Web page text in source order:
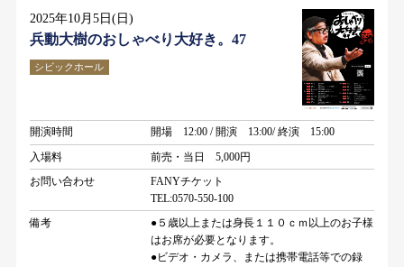
2025年10月5日(日)
兵動大樹のおしゃべり大好き。47
シビックホール
開演時間
開場 12:00 / 開演 13:00/ 終演 15:00
入場料
前売・当日 5,000円
お問い合わせ
FANYチケット
TEL:0570-550-100
備考
●５歳以上または身長１１０ｃｍ以上のお子様
はお席が必要となります。
●ビデオ・カメラ、または携帯電話等での録